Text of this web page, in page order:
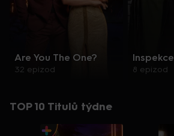
Are You The One?
32 epizod
Inspekce
8 epizod
TOP 10 Titulů týdne